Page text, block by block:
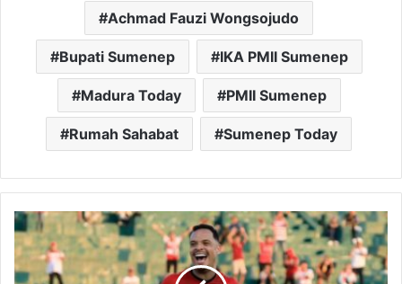
Achmad Fauzi Wongsojudo
Bupati Sumenep IKA PMII Sumenep
Madura Today PMII Sumenep
Rumah Sahabat Sumenep Today